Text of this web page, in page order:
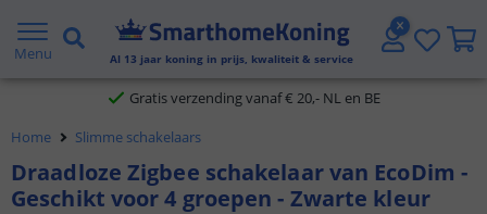
Menu Al 13 jaar koning in prijs, kwaliteit & service
2 jaar garantie
Gratis verzending vanaf € 20,- NL en BE
Klantbeoordeling 9.1
Voor 23:45 uur besteld, morgen in huis
Home Slimme schakelaars
Draadloze Zigbee schakelaar van EcoDim -
Geschikt voor 4 groepen - Zwarte kleur